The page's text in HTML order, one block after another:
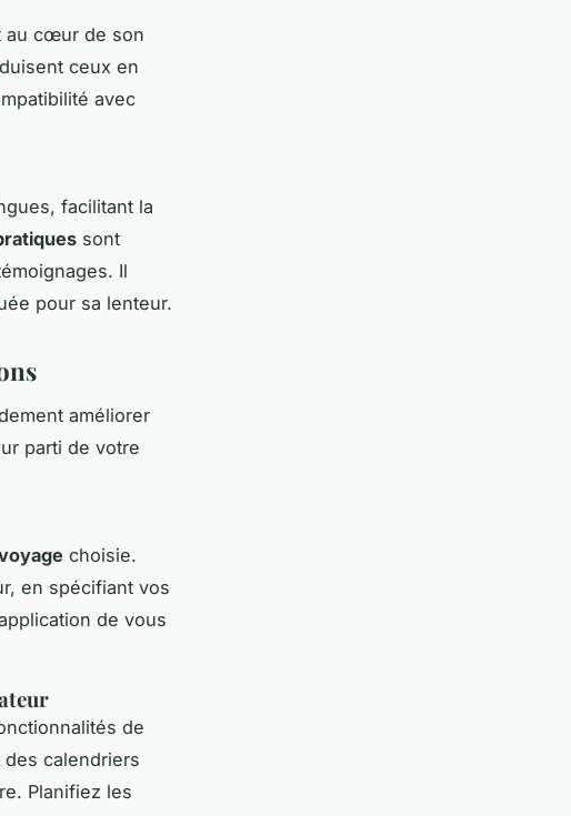
au cœur de son
ceux en
avec
facilitant la
sont
Il
pour sa lenteur.
améliorer
parti de votre
choisie.
en spécifiant vos
de vous
de
calendriers
Planifiez les